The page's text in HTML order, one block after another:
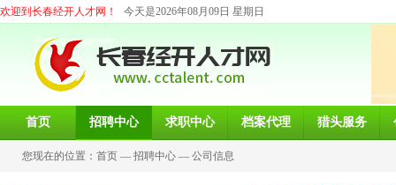
欢迎到长春经开人才网！ 今天是2026年08月09日 星期日
首页 招聘中心 求职中心 档案代理 猎头服务
您现在的位置： 首页 — 招聘中心 — 公司信息